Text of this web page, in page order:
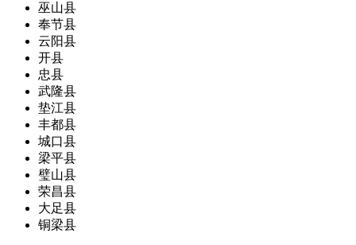
巫山县
奉节县
云阳县
开县
忠县
武隆县
垫江县
丰都县
城口县
梁平县
璧山县
荣昌县
大足县
铜梁县